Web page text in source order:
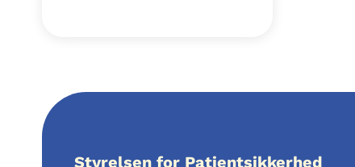
Styrelsen for Patientsikkerhed